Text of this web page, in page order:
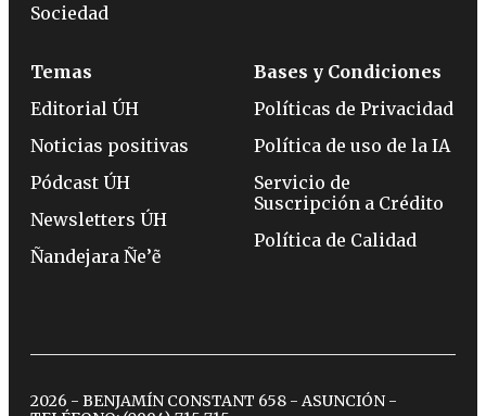
Sociedad
Temas
Editorial ÚH
Noticias positivas
Pódcast ÚH
Newsletters ÚH
Ñandejara Ñe’ẽ
Bases y Condiciones
Políticas de Privacidad
Política de uso de la IA
Servicio de
Suscripción a Crédito
Política de Calidad
2026 - BENJAMÍN CONSTANT 658 - ASUNCIÓN -